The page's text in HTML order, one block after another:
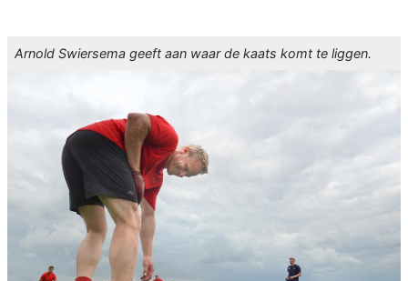
Arnold Swiersema geeft aan waar de kaats komt te liggen.